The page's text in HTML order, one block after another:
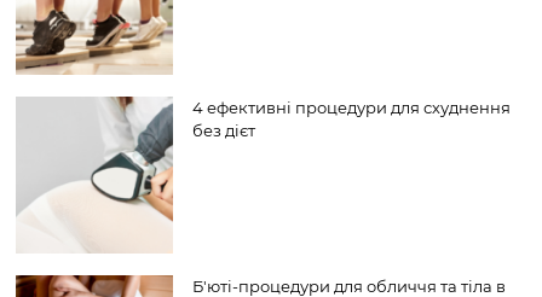
4 ефективні процедури для схуднення
без дієт
Б'юті-процедури для обличчя та тіла в